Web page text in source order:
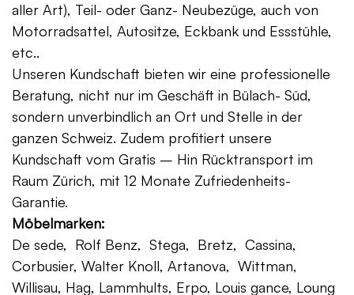
aller Art), Teil- oder Ganz- Neubezüge, auch von
Motorradsattel, Autositze, Eckbank und Essstühle,
etc..
Unseren Kundschaft bieten wir eine professionelle
Beratung, nicht nur im Geschäft in Bülach- Süd,
sondern unverbindlich an Ort und Stelle in der
ganzen Schweiz. Zudem profitiert unsere
Kundschaft vom Gratis – Hin Rücktransport im
Raum Zürich, mit 12 Monate Zufriedenheits-
Garantie.
Möbelmarken:
De sede, Rolf Benz, Stega, Bretz, Cassina,
Corbusier, Walter Knoll, Artanova, Wittman,
Willisau, Hag, Lammhults, Erpo, Louis gance, Loung